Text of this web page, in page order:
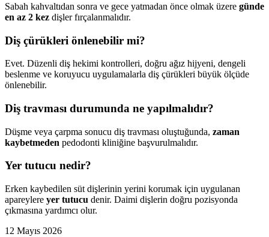
Sabah kahvaltıdan sonra ve gece yatmadan önce olmak üzere günde
en az 2 kez dişler fırçalanmalıdır.
Diş çürükleri önlenebilir mi?
Evet. Düzenli diş hekimi kontrolleri, doğru ağız hijyeni, dengeli
beslenme ve koruyucu uygulamalarla diş çürükleri büyük ölçüde
önlenebilir.
Diş travması durumunda ne yapılmalıdır?
Düşme veya çarpma sonucu diş travması oluştuğunda, zaman
kaybetmeden pedodonti kliniğine başvurulmalıdır.
Yer tutucu nedir?
Erken kaybedilen süt dişlerinin yerini korumak için uygulanan
apareylere yer tutucu denir. Daimi dişlerin doğru pozisyonda
çıkmasına yardımcı olur.
12 Mayıs 2026